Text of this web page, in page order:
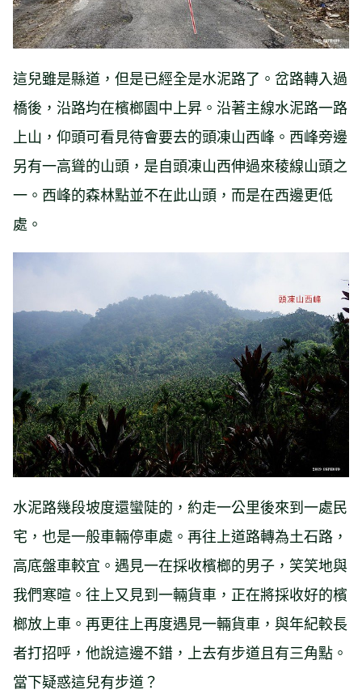
這兒雖是縣道，但是已經全是水泥路了。岔路轉入過
橋後，沿路均在檳榔園中上昇。沿著主線水泥路一路
上山，仰頭可看見待會要去的頭凍山西峰。西峰旁邊
另有一高聳的山頭，是自頭凍山西伸過來稜線山頭之
一。西峰的森林點並不在此山頭，而是在西邊更低
處。
水泥路幾段坡度還蠻陡的，約走一公里後來到一處民
宅，也是一般車輛停車處。再往上道路轉為土石路，
高底盤車較宜。遇見一在採收檳榔的男子，笑笑地與
我們寒暄。往上又見到一輛貨車，正在將採收好的檳
榔放上車。再更往上再度遇見一輛貨車，與年紀較長
者打招呼，他說這邊不錯，上去有步道且有三角點。
當下疑惑這兒有步道？